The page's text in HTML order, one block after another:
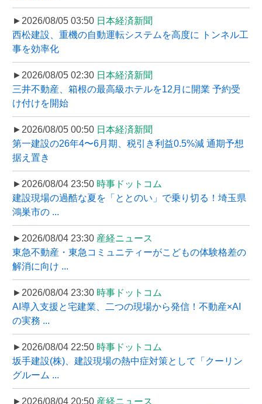
►2026/08/05 03:50 日本経済新聞
西松建設、重機の自動運転システムを高度に トンネル工
事を効率化
►2026/08/05 02:30 日本経済新聞
三井不動産、箱根の最高級ホテルを12月に開業 予約受
け付けを開始
►2026/08/05 00:50 日本経済新聞
第一建設の26年4〜6月期、税引き利益0.5%減 通期予想
据え置き
►2026/08/04 23:50 時事ドットコム
建設現場の過酷な夏を「ととのい」で乗り切る！埼玉県
鴻巣市の ...
►2026/08/04 23:30 産経ニュース
東急不動産・東急コミュニティーがこどもの体験格差の
解消に向け ...
►2026/08/04 23:30 時事ドットコム
AI導入支援と宅建業、二つの現場から発信！不動産×AI
の実務 ...
►2026/08/04 22:50 時事ドットコム
坂手建設(株)、建設現場の熱中症対策として「クーリン
グルーム ...
►2026/08/04 20:50 産経ニュース